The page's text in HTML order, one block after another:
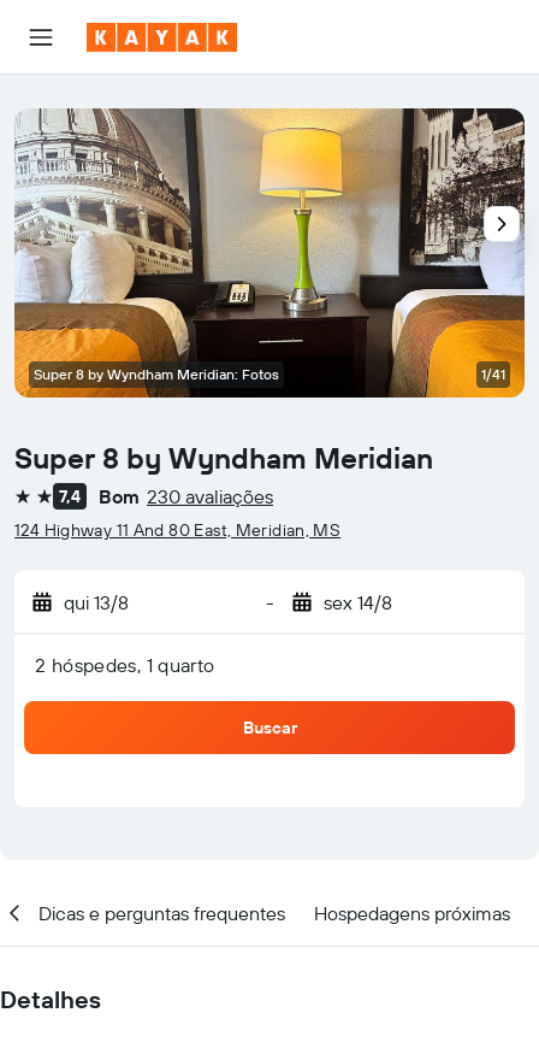
Super 8 by Wyndham Meridian
2 estrelas
7,4 Bom 230 avaliações
124 Highway 11 And 80 East, Meridian, MS
qui 13/8 - sex 14/8
2 hóspedes, 1 quarto
Buscar
Super 8 by Wyndham Meridian: Fotos 1/41
Dicas e perguntas frequentes Hospedagens próximas
Detalhes